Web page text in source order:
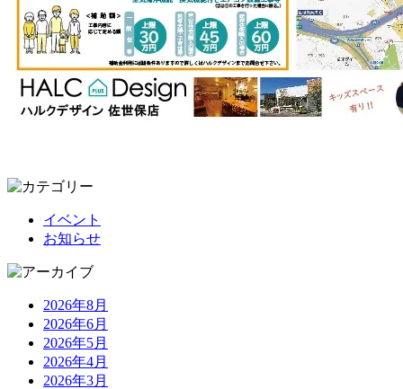
イベント
お知らせ
2026年8月
2026年6月
2026年5月
2026年4月
2026年3月